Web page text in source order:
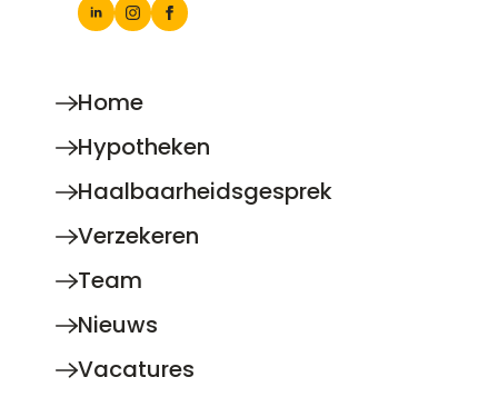
Home
Hypotheken
Haalbaarheidsgesprek
Verzekeren
Team
Nieuws
Vacatures